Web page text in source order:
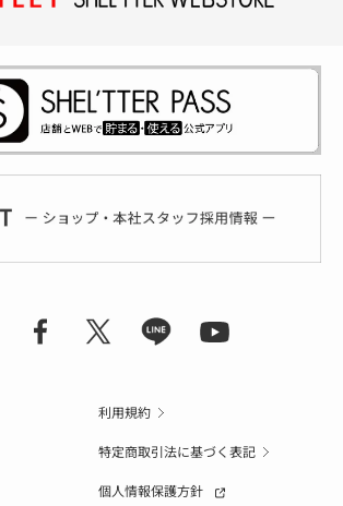
利用規約
特定商取引法に基づく表記
個人情報保護方針